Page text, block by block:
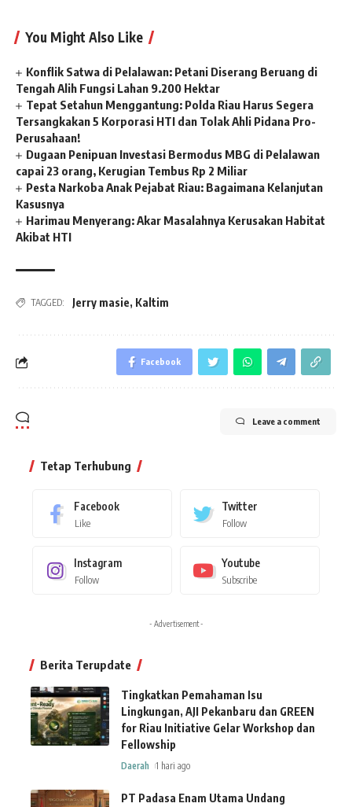
You Might Also Like
Konflik Satwa di Pelalawan: Petani Diserang Beruang di
Tengah Alih Fungsi Lahan 9.200 Hektar
Tepat Setahun Menggantung: Polda Riau Harus Segera
Tersangkakan 5 Korporasi HTI dan Tolak Ahli Pidana Pro-
Perusahaan!
Dugaan Penipuan Investasi Bermodus MBG di Pelalawan
capai 23 orang, Kerugian Tembus Rp 2 Miliar
Pesta Narkoba Anak Pejabat Riau: Bagaimana Kelanjutan
Kasusnya
Harimau Menyerang: Akar Masalahnya Kerusakan Habitat
Akibat HTI
TAGGED: Jerry masie, Kaltim
Facebook
Leave a comment
Tetap Terhubung
Facebook
Like
Twitter
Follow
Instagram
Follow
Youtube
Subscribe
- Advertisement -
Berita Terupdate
Tingkatkan Pemahaman Isu
Lingkungan, AJI Pekanbaru dan GREEN
for Riau Initiative Gelar Workshop dan
Fellowship
Daerah 1 hari ago
PT Padasa Enam Utama Undang